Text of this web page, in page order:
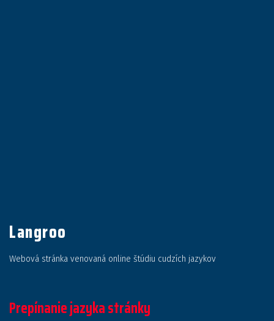
Langroo
Webová stránka venovaná online štúdiu cudzích jazykov
Prepínanie jazyka stránky